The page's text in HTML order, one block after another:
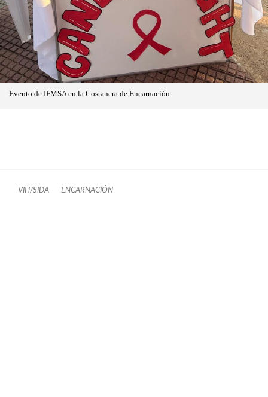
Evento de IFMSA en la Costanera de Encarnación.
VIH/SIDA ENCARNACIÓN